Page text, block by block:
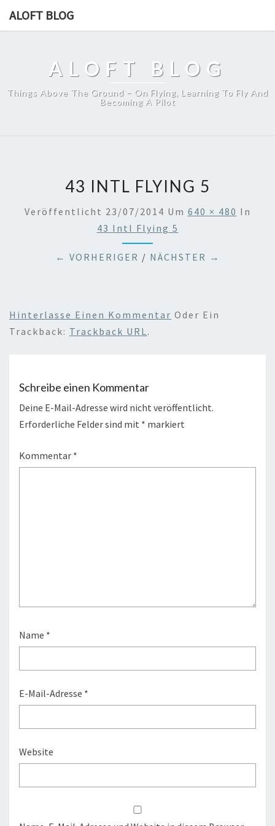
ALOFT BLOG
ALOFT BLOG
Things Above The Ground – On Flying, Learning To Fly And
Becoming A Pilot
43 INTL FLYING 5
Veröffentlicht 23/07/2014 Um 640 × 480 In
43 Intl Flying 5
← VORHERIGER / NÄCHSTER →
Hinterlasse Einen Kommentar Oder Ein
Trackback: Trackback URL.
Schreibe einen Kommentar
Deine E-Mail-Adresse wird nicht veröffentlicht.
Erforderliche Felder sind mit * markiert
Kommentar *
Name *
E-Mail-Adresse *
Website